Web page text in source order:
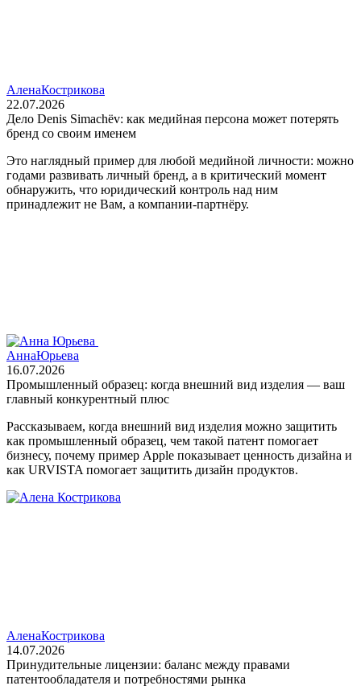
АленаКострикова
22.07.2026
Дело Denis Simachëv: как медийная персона может потерять
бренд со своим именем
Это наглядный пример для любой медийной личности: можно
годами развивать личный бренд, а в критический момент
обнаружить, что юридический контроль над ним
принадлежит не Вам, а компании‑партнёру.
АннаЮрьева
16.07.2026
Промышленный образец: когда внешний вид изделия — ваш
главный конкурентный плюс
Рассказываем, когда внешний вид изделия можно защитить
как промышленный образец, чем такой патент помогает
бизнесу, почему пример Apple показывает ценность дизайна и
как URVISTA помогает защитить дизайн продуктов.
АленаКострикова
14.07.2026
Принудительные лицензии: баланс между правами
патентообладателя и потребностями рынка